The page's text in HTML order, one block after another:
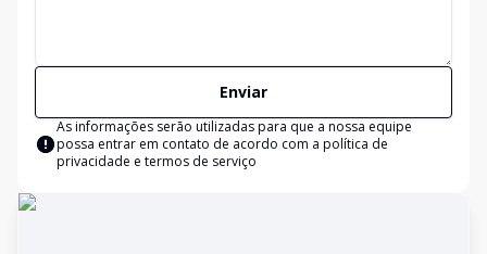
Enviar
As informações serão utilizadas para que a nossa equipe
possa entrar em contato de acordo com a política de
privacidade e termos de serviço